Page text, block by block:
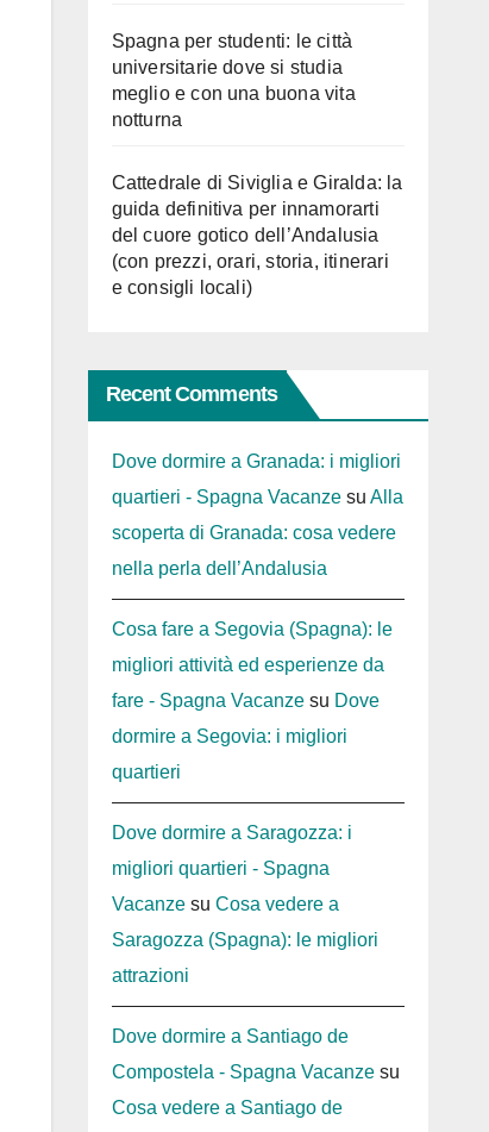
Spagna per studenti: le città
universitarie dove si studia
meglio e con una buona vita
notturna
Cattedrale di Siviglia e Giralda: la
guida definitiva per innamorarti
del cuore gotico dell’Andalusia
(con prezzi, orari, storia, itinerari
e consigli locali)
Recent Comments
Dove dormire a Granada: i migliori
quartieri - Spagna Vacanzesu Alla
scoperta di Granada: cosa vedere
nella perla dell’Andalusia
Cosa fare a Segovia (Spagna): le
migliori attività ed esperienze da
fare - Spagna Vacanzesu Dove
dormire a Segovia: i migliori
quartieri
Dove dormire a Saragozza: i
migliori quartieri - Spagna
Vacanzesu Cosa vedere a
Saragozza (Spagna): le migliori
attrazioni
Dove dormire a Santiago de
Compostela - Spagna Vacanzesu
Cosa vedere a Santiago de